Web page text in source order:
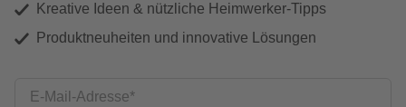
Kreative Ideen & nützliche Heimwerker-Tipps
Produktneuheiten und innovative Lösungen
E-Mail-Adresse